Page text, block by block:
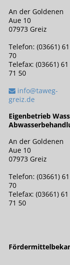
An der Goldenen
Aue 10
07973 Greiz
Telefon: (03661) 61
70
Telefax: (03661) 61
71 50
info@taweg-
greiz.de
Eigenbetrieb
An der Goldenen
Aue 10
07973 Greiz
Telefon: (03661) 61
70
Telefax: (03661) 61
71 50